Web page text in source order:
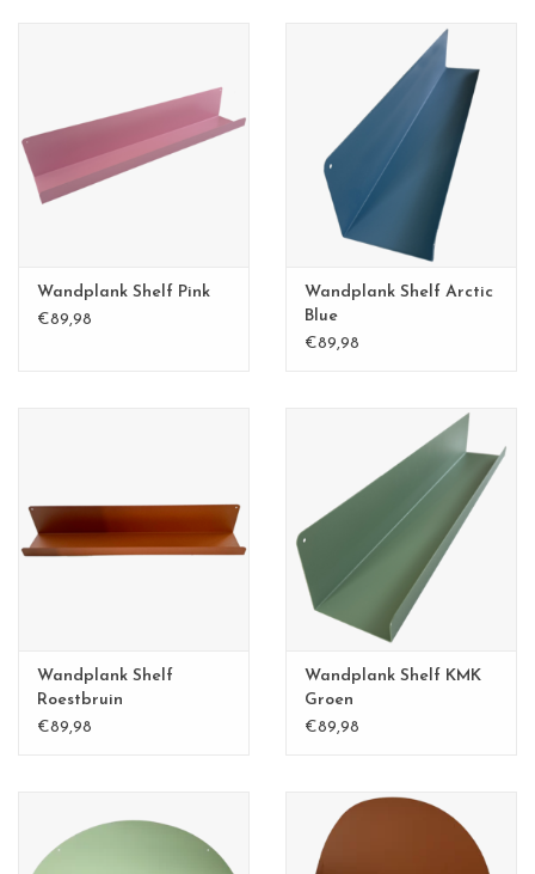
Wandplank Shelf Pink
€89,98
Wandplank Shelf Arctic
Blue
€89,98
Wandplank Shelf
Roestbruin
€89,98
Wandplank Shelf KMK
Groen
€89,98